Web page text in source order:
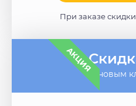
При заказе
АКЦИЯ
- новым